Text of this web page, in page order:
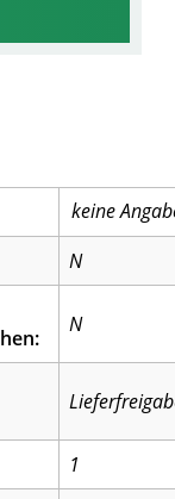
N
N
1